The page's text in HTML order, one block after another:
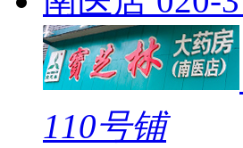
110号铺